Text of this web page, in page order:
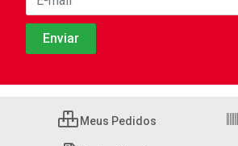
Meus Pedidos